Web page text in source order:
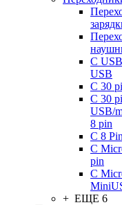
С
USB
С 30
С 30
USB/
8 pin
С 8
С
pin
С
+ ЕЩЕ 6